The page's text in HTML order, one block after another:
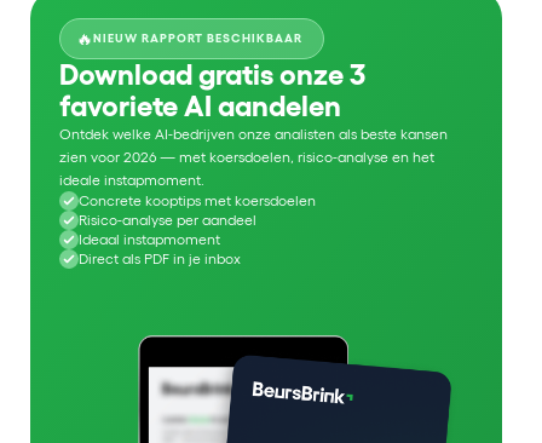
🔥NIEUW RAPPORT BESCHIKBAAR
Download gratis onze 3
favoriete AI aandelen
Ontdek welke AI-bedrijven onze analisten als beste kansen
zien voor 2026 — met koersdoelen, risico-analyse en het
ideale instapmoment.
Concrete kooptips met koersdoelen
Risico-analyse per aandeel
Ideaal instapmoment
Direct als PDF in je inbox